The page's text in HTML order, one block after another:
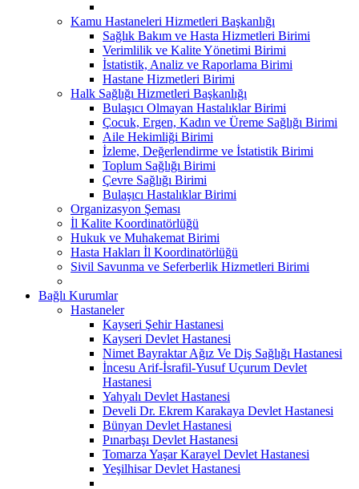
Kamu Hastaneleri Hizmetleri Başkanlığı
Sağlık Bakım ve Hasta Hizmetleri Birimi
Verimlilik ve Kalite Yönetimi Birimi
İstatistik, Analiz ve Raporlama Birimi
Hastane Hizmetleri Birimi
Halk Sağlığı Hizmetleri Başkanlığı
Bulaşıcı Olmayan Hastalıklar Birimi
Çocuk, Ergen, Kadın ve Üreme Sağlığı Birimi
Aile Hekimliği Birimi
İzleme, Değerlendirme ve İstatistik Birimi
Toplum Sağlığı Birimi
Çevre Sağlığı Birimi
Bulaşıcı Hastalıklar Birimi
Organizasyon Şeması
İl Kalite Koordinatörlüğü
Hukuk ve Muhakemat Birimi
Hasta Hakları İl Koordinatörlüğü
Sivil Savunma ve Seferberlik Hizmetleri Birimi
Bağlı Kurumlar
Hastaneler
Kayseri Şehir Hastanesi
Kayseri Devlet Hastanesi
Nimet Bayraktar Ağız Ve Diş Sağlığı Hastanesi
İncesu Arif-İsrafil-Yusuf Uçurum Devlet
Hastanesi
Yahyalı Devlet Hastanesi
Develi Dr. Ekrem Karakaya Devlet Hastanesi
Bünyan Devlet Hastanesi
Pınarbaşı Devlet Hastanesi
Tomarza Yaşar Karayel Devlet Hastanesi
Yeşilhisar Devlet Hastanesi